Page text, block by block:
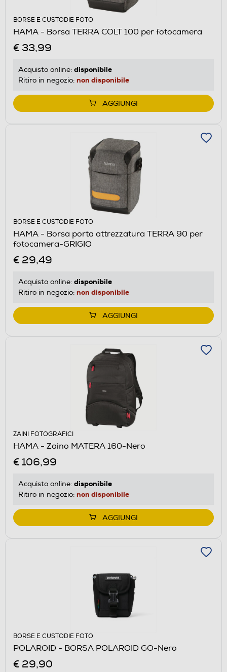
BORSE E CUSTODIE FOTO
HAMA - Borsa TERRA COLT 100 per fotocamera
€ 33,99
Acquisto online: disponibile
Ritiro in negozio: non disponibile
AGGIUNGI
BORSE E CUSTODIE FOTO
HAMA - Borsa porta attrezzatura TERRA 90 per
fotocamera-GRIGIO
€ 29,49
Acquisto online: disponibile
Ritiro in negozio: non disponibile
AGGIUNGI
ZAINI FOTOGRAFICI
HAMA - Zaino MATERA 160-Nero
€ 106,99
Acquisto online: disponibile
Ritiro in negozio: non disponibile
AGGIUNGI
BORSE E CUSTODIE FOTO
POLAROID - BORSA POLAROID GO-Nero
€ 29,90